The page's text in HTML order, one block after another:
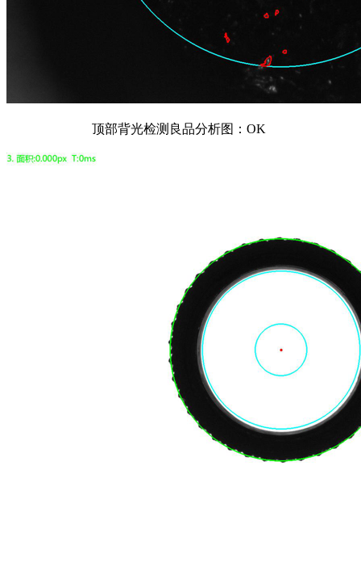
顶部背光检测良品分析图：OK